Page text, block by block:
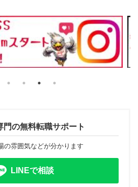
門の無料転職サポート
の雰囲気などが分かります
LINEで相談